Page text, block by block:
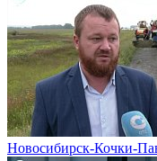
Новосибирск-Кочки-